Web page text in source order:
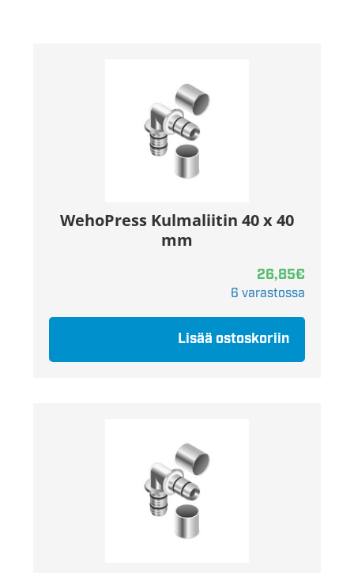
WehoPress Kulmaliitin 40 x 40
mm
26,85€
6 varastossa
Lisää ostoskoriin